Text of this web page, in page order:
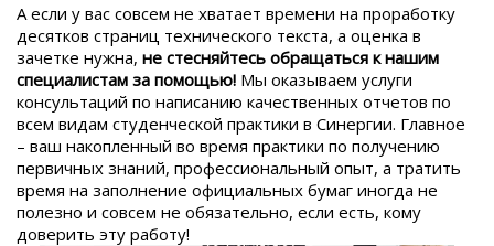
А если у вас совсем не хватает времени на проработку
десятков страниц технического текста, а оценка в
зачетке нужна, не стесняйтесь обращаться к нашим
специалистам за помощью! Мы оказываем услуги
консультаций по написанию качественных отчетов по
всем видам студенческой практики в Синергии. Главное
– ваш накопленный во время практики по получению
первичных знаний, профессиональный опыт, а тратить
время на заполнение официальных бумаг иногда не
полезно и совсем не обязательно, если есть, кому
доверить эту работу!